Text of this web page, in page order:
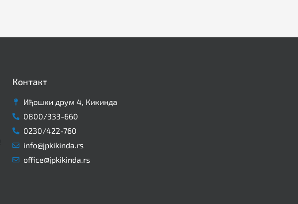
Контакт
Иђошки друм 4, Кикинда
0800/333-660
0230/422-760
info@jpkikinda.rs
office@jpkikinda.rs